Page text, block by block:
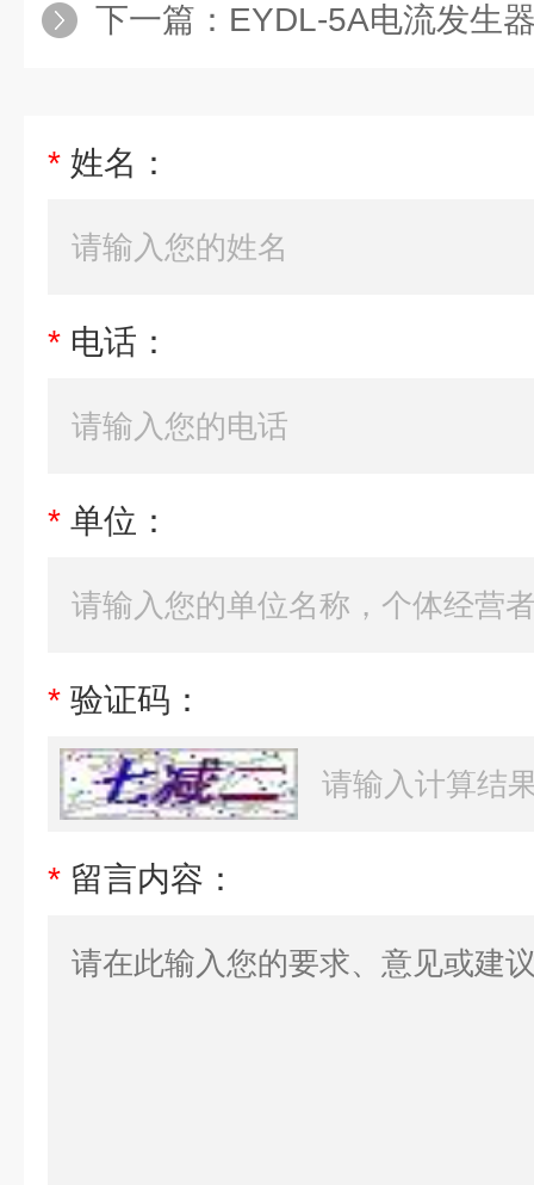
下一篇： EYDL-5A电流发生
* 姓名：
* 电话：
* 单位：
* 验证码：
* 留言内容：